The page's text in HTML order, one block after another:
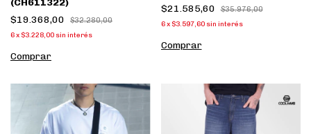
(CH611322)
$19.368,00
$32.280,00
6x $3.228,00 sin interés
Comprar
$21.585,60
$35.976,00
6 x $3.597,60 sin interés
Comprar